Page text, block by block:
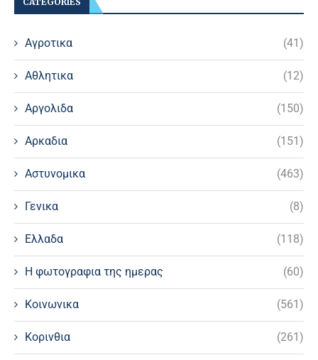
Αγροτικα (41)
Αθλητικα (12)
Αργολιδα (150)
Αρκαδια (151)
Αστυνομικα (463)
Γενικα (8)
Ελλαδα (118)
Η φωτογραφια της ημερας (60)
Κοινωνικα (561)
Κορινθια (261)